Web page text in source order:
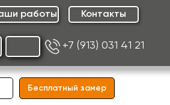
работы Контакты
+7 (913) 031 41 21
Бесплатный замер